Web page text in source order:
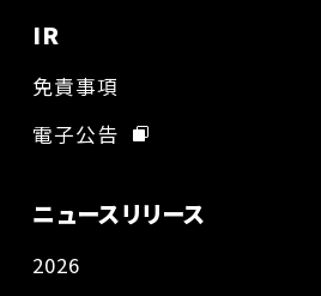
IR
免責事項
電子公告
ニュースリリース
2026